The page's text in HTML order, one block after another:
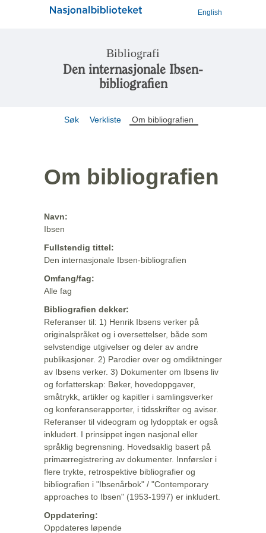
English
Bibliografi
Den internasjonale Ibsen-
bibliografien
Søk Verkliste Om bibliografien
Om bibliografien
Navn:
Ibsen
Fullstendig tittel:
Den internasjonale Ibsen-bibliografien
Omfang/fag:
Alle fag
Bibliografien dekker:
Referanser til: 1) Henrik Ibsens verker på
originalspråket og i oversettelser, både som
selvstendige utgivelser og deler av andre
publikasjoner. 2) Parodier over og omdiktninger
av Ibsens verker. 3) Dokumenter om Ibsens liv
og forfatterskap: Bøker, hovedoppgaver,
småtrykk, artikler og kapitler i samlingsverker
og konferanserapporter, i tidsskrifter og aviser.
Referanser til videogram og lydopptak er også
inkludert. I prinsippet ingen nasjonal eller
språklig begrensning. Hovedsaklig basert på
primærregistrering av dokumenter. Innførsler i
flere trykte, retrospektive bibliografier og
bibliografien i "Ibsenårbok" / "Contemporary
approaches to Ibsen" (1953-1997) er inkludert.
Oppdatering:
Oppdateres løpende